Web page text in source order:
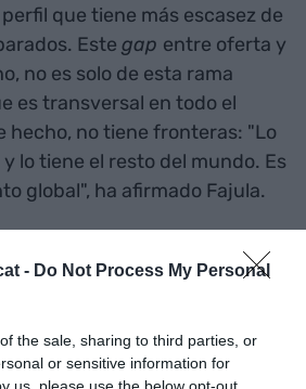
- Do Not Process My Personal
the sale, sharing to third parties, or
or sensitive information for
us, please use the below opt-out
que tiene más escasez de
Este gap entre oferta y
no es solo de esta rama
es transversal en todo el
hecho, no tiene fronteras: "Lo
lo tiene el resto del mundo. Es
global", ha afirmado Fajula.
demanda de
en
artificial, que es